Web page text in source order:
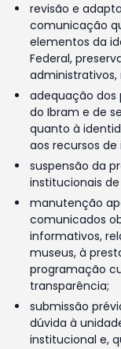
revisão e
comunicação
elementos da
Federal,
administrativos,
adequação dos
do Ibram e de
quanto à
aos recursos
suspensão da
institucionais
manutenção
comunicados
informativos,
museus, à
programação
transparência;
submissão
dúvida à
institucional e,